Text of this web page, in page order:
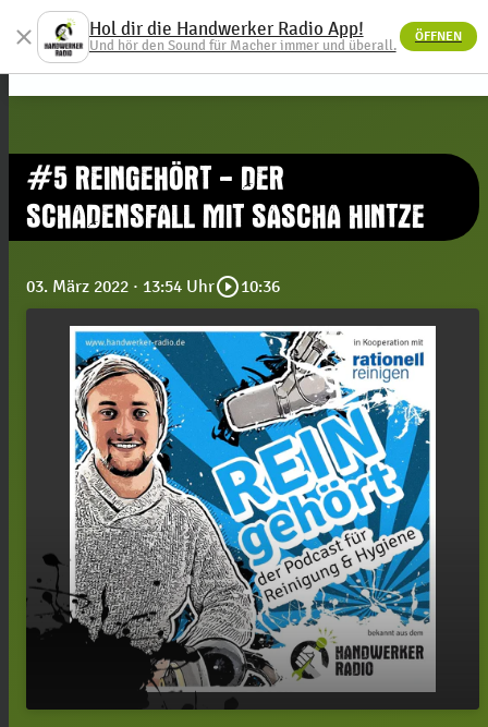
menu
#5 REINGEHÖRT - DER
SCHADENSFALL MIT SASCHA HINTZE
03. März 2022 · 13:54 Uhrplay_circle_outline10:36
close Hol dir die Handwerker Radio App!
Und hör den Sound für Macher immer und überall.
ÖFFNEN